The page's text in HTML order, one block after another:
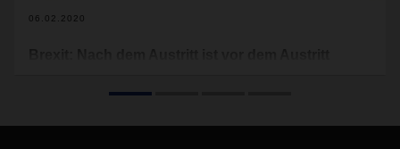
06.02.2020